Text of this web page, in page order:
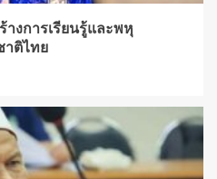
งการเรียนรู้และพหุ
ติไทย